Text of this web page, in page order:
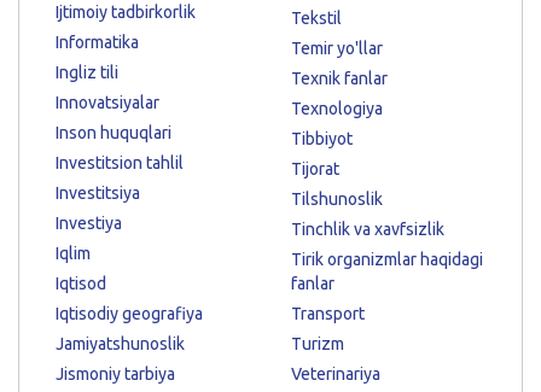
Ijtimoiy tadbirkorlik
Informatika
Ingliz tili
Innovatsiyalar
Inson huquqlari
Investitsion tahlil
Investitsiya
Investiya
Iqlim
Iqtisod
Iqtisodiy geografiya
Jamiyatshunoslik
Jismoniy tarbiya
Tekstil
Temir yo'llar
Texnik fanlar
Texnologiya
Tibbiyot
Tijorat
Tilshunoslik
Tinchlik va xavfsizlik
Tirik organizmlar haqidagi
fanlar
Transport
Turizm
Veterinariya